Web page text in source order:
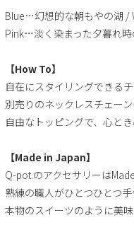
Blue…幻想的な朝もやの湖 /
Pink…淡く染まった夕暮れ
【How To】
自在にスタイリングできるチ
別売りのネックレスチェー
自由なトッピングで、心と
【Made in Japan】
Q-pot.のアクセサリーは
熟練の職人がひとつひとつ
本物のスイーツのように美